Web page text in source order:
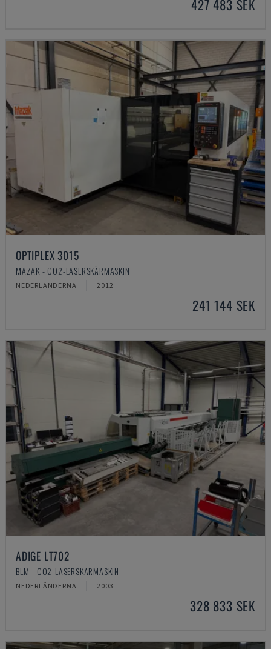
427 483 SEK
OPTIPLEX 3015
MAZAK - CO2-LASERSKÄRMASKIN
NEDERLÄNDERNA 2012
241 144 SEK
ADIGE LT702
BLM - CO2-LASERSKÄRMASKIN
NEDERLÄNDERNA 2003
328 833 SEK